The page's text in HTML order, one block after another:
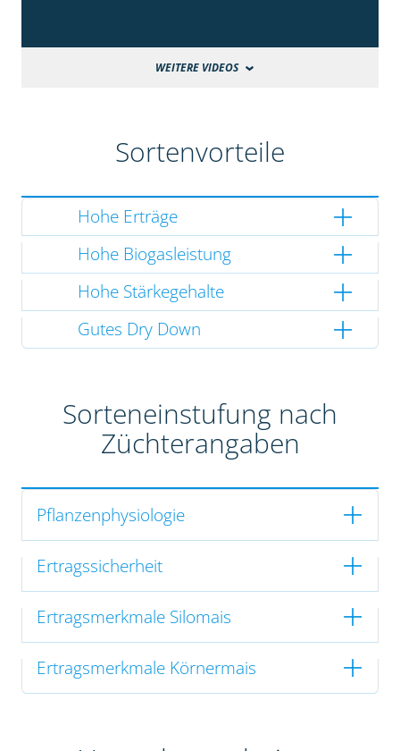
WEITERE VIDEOS
Sortenvorteile
Hohe Erträge
Hohe Biogasleistung
Hohe Stärkegehalte
Gutes Dry Down
Sorteneinstufung nach
Züchterangaben
Pflanzenphysiologie
Ertragssicherheit
Ertragsmerkmale Silomais
Ertragsmerkmale Körnermais